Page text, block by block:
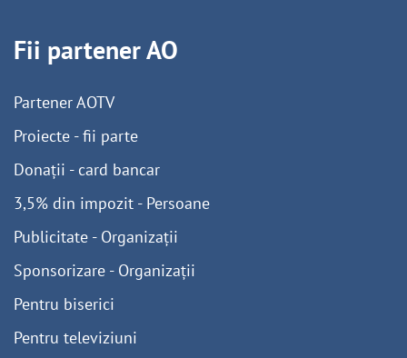
Fii partener AO
Partener AOTV
Proiecte - fii parte
Donații - card bancar
3,5% din impozit - Persoane
Publicitate - Organizații
Sponsorizare - Organizații
Pentru biserici
Pentru televiziuni